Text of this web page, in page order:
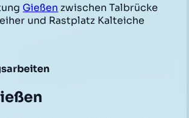
Gießen zwischen Talbrücke
und Rastplatz Kalteiche